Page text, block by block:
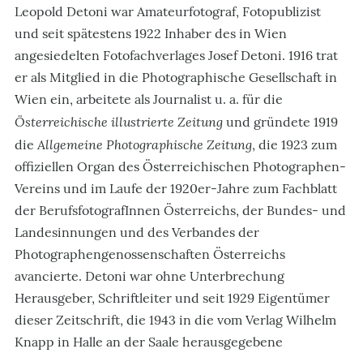
Leopold Detoni war Amateurfotograf, Fotopublizist
und seit spätestens 1922 Inhaber des in Wien
angesiedelten Fotofachverlages Josef Detoni. 1916 trat
er als Mitglied in die Photographische Gesellschaft in
Wien ein, arbeitete als Journalist u. a. für die
Österreichische illustrierte Zeitung und gründete 1919
dieAllgemeine Photographische Zeitung, die 1923 zum
offiziellen Organ des Österreichischen Photographen-
Vereins und im Laufe der 1920er-Jahre zum Fachblatt
der BerufsfotografInnen Österreichs, der Bundes- und
Landesinnungen und des Verbandes der
Photographengenossenschaften Österreichs
avancierte. Detoni war ohne Unterbrechung
Herausgeber, Schriftleiter und seit 1929 Eigentümer
dieser Zeitschrift, die 1943 in die vom Verlag Wilhelm
Knapp in Halle an der Saale herausgegebene